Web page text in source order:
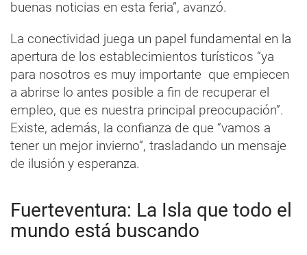
buenas noticias en esta feria”, avanzó.
La conectividad juega un papel fundamental en la
apertura de los establecimientos turísticos “ya
para nosotros es muy importante que empiecen
a abrirse lo antes posible a fin de recuperar el
empleo, que es nuestra principal preocupación”.
Existe, además, la confianza de que “vamos a
tener un mejor invierno”, trasladando un mensaje
de ilusión y esperanza.
Fuerteventura: La Isla que todo el
mundo está buscando